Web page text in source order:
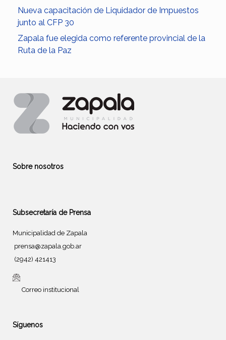
Nueva capacitación de Liquidador de Impuestos
junto al CFP 30
Zapala fue elegida como referente provincial de la
Ruta de la Paz
Sobre nosotros
Subsecretaría de Prensa
Municipalidad de Zapala
prensa@zapala.gob.ar
(2942) 421413
Correo institucional
Síguenos